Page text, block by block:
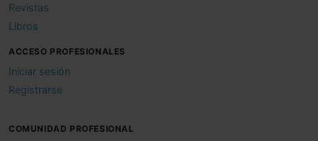
Revistas
Libros
ACCESO PROFESIONALES
Iniciar sesión
Registrarse
COMUNIDAD PROFESIONAL